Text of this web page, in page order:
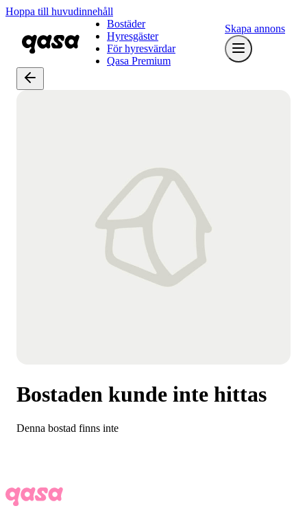
Hoppa till huvudinnehåll
Bostäder
Hyresgäster
För hyresvärdar
Qasa Premium
Skapa annons
Bostaden kunde inte hittas
Denna bostad finns inte